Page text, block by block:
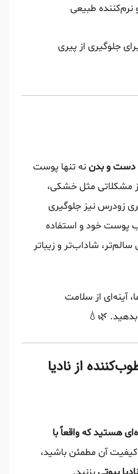
نرم‌کننده طبیعی
جلوگیری از پیری
دست و بدننه تنها پوست
مشکلاتی مثل خشکی،
زودرس نیز جلوگیری
پوست خود و استفاده
شاداب‌تر و زیباتر
آینه‌ای از سلامت
🌿💧
از نادیا
هستید که واقعاً با
کیفیت آن مطمئن باشید،